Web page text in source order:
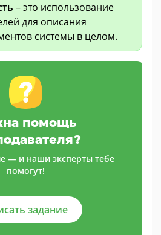
– это использование
для описания
системы в целом.
помощь
— и наши эксперты тебе
помогут!
задание